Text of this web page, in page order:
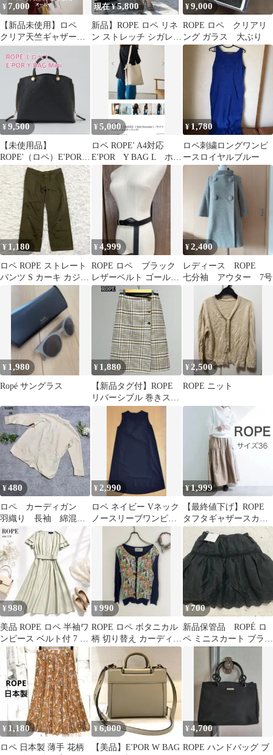
¥7,000
【新品未使用】ロペ
クリア天竺ギャザー半
袖プルオーバー
現在 ¥5,800
新品】ROPE ロペ リネ
ン ストレッチ シガレッ
トパンツ ベージュブラ
ウン M
¥9,000
ROPE ロペ クリアリ
ング ガラス 大ぶり
¥9,500
【未使用品】
ROPE'（ロペ）E'POR Y
BAG Mini
¥5,000
ロペ ROPE' A4対応
E'POR Y BAG L ホ
ワイト ショルダー
¥1,780
ロペ刺繍ロングワンピ
ースロイヤルブルー
¥ 1,180
ロペ ROPE ストレート
パンツ S カーキ カジュ
アル コットン100%
¥4,999
ROPE ロペ ブラック
レザーベルト ゴールド
金具
¥2,400
レディース ROPE
七分袖 アウター 7号
¥ 1,980
Ropé サングラス
¥ 1,880
【新品タグ付】ROPE
リバーシブル 巻きスカ
ート チェック ウール
¥2,500
ROPE ニット
¥480
ロペ カーディガン
羽織り 長袖 綿混
シンプル カジュア
ル オトナカワイイM
¥ 2,990
ロペ ネイビー Vネック
ノースリーブワンピー
¥1,999
【最終値下げ】ROPE
タフタギャザースカー
ト/ブラウンモカ36
¥980
美品 ROPE ロペ 半袖ワ
ンピース ベルト付 7 S
上品
¥990
ROPE ロペ ボタニカル
柄 切り替え カーディガ
ン ネイビー M
¥700
新品保管品 ROPÉ ロ
ペ ミニスカート ブラッ
¥ 1,180
ロペ 日本製 薄手 花柄
¥ 6,000
【美品】E'POR W BAG
¥4,700
ROPE ハンドバッグ ブ